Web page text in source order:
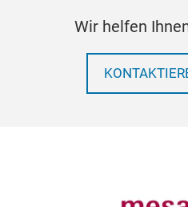
Wir helfen